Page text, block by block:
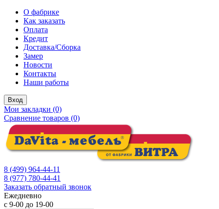
О фабрике
Как заказать
Оплата
Кредит
Доставка/Сборка
Замер
Новости
Контакты
Наши работы
Вход
Мои закладки (0)
Сравнение товаров (0)
8 (499) 964-44-11
8 (977) 780-44-41
Заказать обратный звонок
Ежедневно
с 9-00 до 19-00